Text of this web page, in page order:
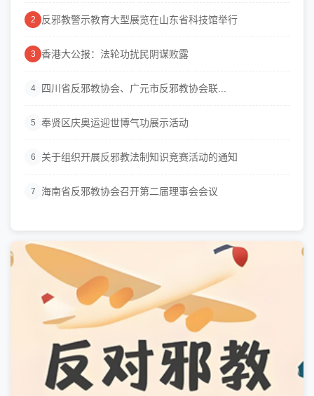
2 反邪教警示教育大型展览在山东省科技馆举行
3 香港大公报：法轮功扰民阴谋败露
4 四川省反邪教协会、广元市反邪教协会联...
5 奉贤区庆奥运迎世博气功展示活动
6 关于组织开展反邪教法制知识竞赛活动的通知
7 海南省反邪教协会召开第二届理事会会议